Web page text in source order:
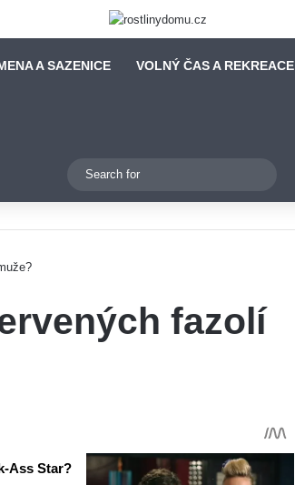
A SAZENICE VOLNÝ ČAS A REKREACE
Switch skin
for
fazolí